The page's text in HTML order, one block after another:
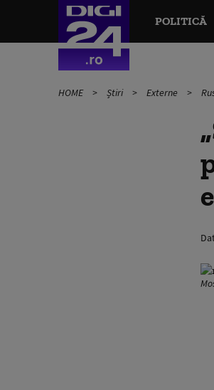
POLITICĂ
HOME Știri Externe